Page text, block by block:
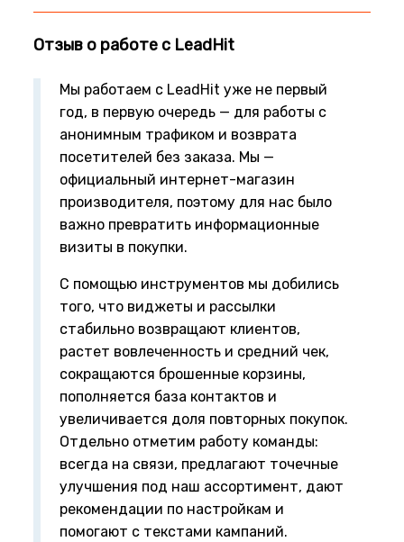
Отзыв о работе с LeadHit
Мы работаем с LeadHit уже не первый
год, в первую очередь — для работы с
анонимным трафиком и возврата
посетителей без заказа. Мы —
официальный интернет-магазин
производителя, поэтому для нас было
важно превратить информационные
визиты в покупки.
С помощью инструментов мы добились
того, что виджеты и рассылки
стабильно возвращают клиентов,
растет вовлеченность и средний чек,
сокращаются брошенные корзины,
пополняется база контактов и
увеличивается доля повторных покупок.
Отдельно отметим работу команды:
всегда на связи, предлагают точечные
улучшения под наш ассортимент, дают
рекомендации по настройкам и
помогают с текстами кампаний.